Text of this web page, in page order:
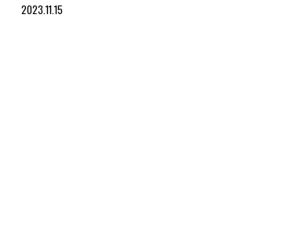
2023.11.15